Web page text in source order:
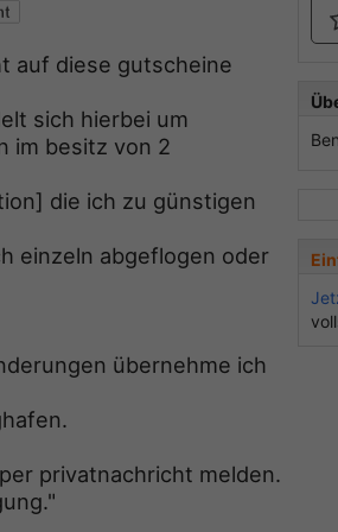
auf diese gutscheine
sich hierbei um
im besitz von 2
die ich zu günstigen
einzeln abgeflogen oder
übernehme ich
privatnachricht melden.